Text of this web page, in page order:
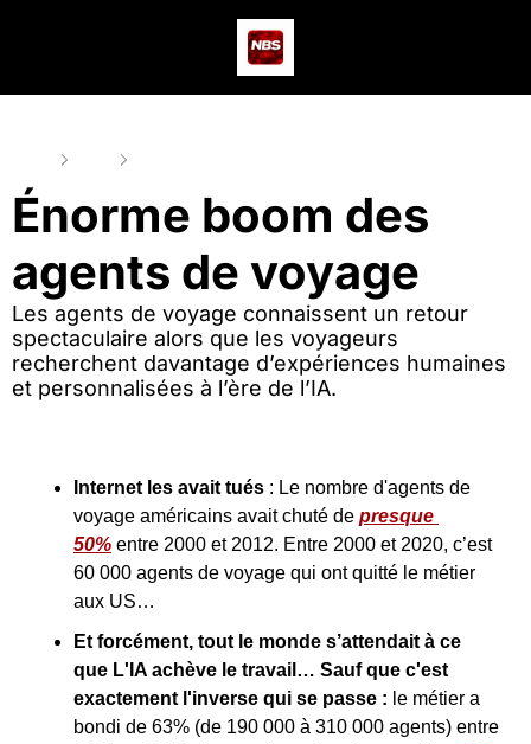
Énorme boom des
agents de voyage
Les agents de voyage connaissent un retour
spectaculaire alors que les voyageurs
recherchent davantage d’expériences humaines
et personnalisées à l’ère de l’IA.
Internet les avait tués : Le nombre d'agents de
voyage américains avait chuté de presque
50% entre 2000 et 2012. Entre 2000 et 2020, c’est
60 000 agents de voyage qui ont quitté le métier
aux US…
Et forcément, tout le monde s’attendait à ce
que L'IA achève le travail… Sauf que c'est
exactement l'inverse qui se passe : le métier a
bondi de 63% (de 190 000 à 310 000 agents) entre